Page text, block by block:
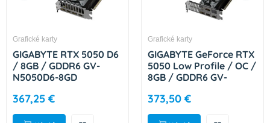
Grafické karty
GIGABYTE RTX 5050 D6
/ 8GB / GDDR6 GV-
N5050D6-8GD
367,25 €
Grafické karty
GIGABYTE GeForce RTX
5050 Low Profile / OC /
8GB / GDDR6 GV-
373,50 €